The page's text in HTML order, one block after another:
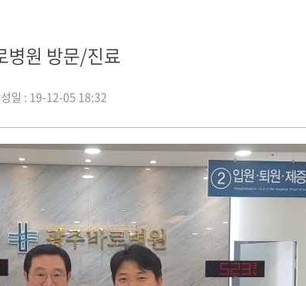
병원 방문/진료
일 : 19-12-05 18:32